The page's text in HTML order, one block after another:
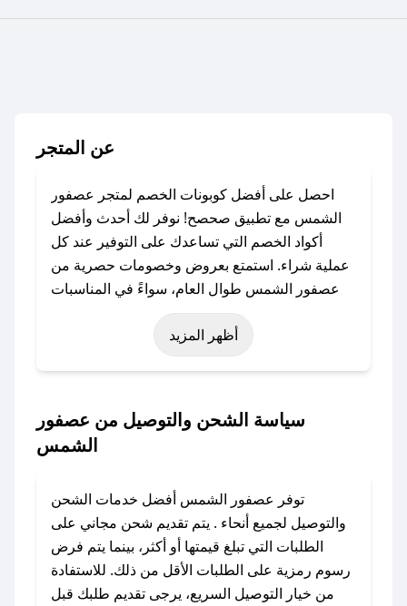
عن المتجر
احصل على أفضل كوبونات الخصم لمتجر عصفور
الشمس مع تطبيق صحصح! نوفر لك أحدث وأفضل
أكواد الخصم التي تساعدك على التوفير عند كل
عملية شراء. استمتع بعروض وخصومات حصرية من
عصفور الشمس طوال العام، سواءً في المناسبات
مثل عيد الفطر، عيد الأضحى، الجمعة البيضاء (شهر
نوفمبر)، رمضان، اليوم الوطني، يوم التأسيس، أو
حتى عروض خاصة أخرى.
الشمس؟
باستخدام تطبيق صحصح، يمكنك العثور بسهولة على
الكوبون، تواصل معنا عبر تويتر أو البريد الإلكتروني
لإضافته بسرعة.
### كيفية استخدام كود خصم عصفور الشمس؟
1. انسخ كود الخصم من تطبيق صحصح.
أظهر المزيد
سياسة الشحن والتوصيل من عصفور
الشمس
توفر عصفور الشمس أفضل خدمات الشحن
والتوصيل لجميع أنحاء . يتم تقديم شحن مجاني على
الطلبات التي تبلغ قيمتها أو أكثر، بينما يتم فرض
رسوم رمزية على الطلبات الأقل من ذلك. للاستفادة
من خيار التوصيل السريع، يرجى تقديم طلبك قبل